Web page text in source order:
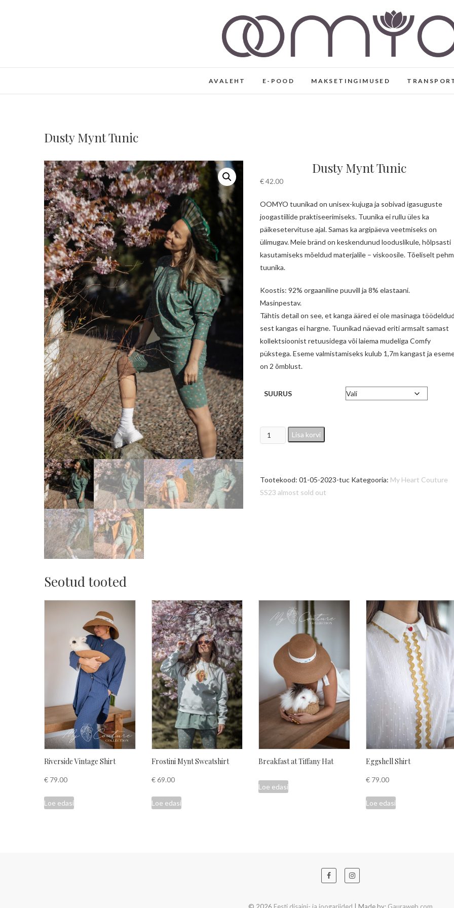
Eesti disaini- ja
AVALEHT E-POOD MAKSETINGIMUSED
Dusty Mynt Tunic
Dusty Mynt Tunic
€42.00
OOMYO tuunikad on unisex-kujuga ja sobivad igasuguste
joogastiilide praktiseerimiseks. Tuunika ei rullu üles ka
päikesetervituse ajal. Samas ka argipäeva veetmiseks on
ülimugav. Meie bränd on keskendunud looduslikule, hõlpsasti
kasutamiseks mõeldud materjalile – viskoosile. Tõeliselt
tuunika.
Koostis: 92% orgaaniline puuvill ja 8% elastaani.
Masinpestav.
Tähtis detail on see, et kanga ääred ei ole masinaga
sest kangas ei hargne. Tuunikad näevad eriti armsalt samast
kollektsioonist retuusidega või laiema mudeliga Comfy
pükstega. Eseme valmistamiseks kulub 1,7m kangast ja
on 2 õmblust.
SUURUS
Dusty
Mynt
Lisa korvi
Tootekood: 01-05-2023-tuc Kategooria: My Heart Couture
SS23 almost sold out
Seotud tooted
Riverside Vintage Shirt
€ 79.00
Loe edasi
Frostini Mynt Sweatshirt
€69.00
Loe edasi
Breakfast at Tiffany Hat
Loe edasi
Eggshell Shirt
€ 79.00
Loe edasi